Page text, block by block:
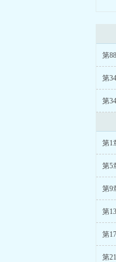
第
第
第
第1
第5
第9
第
第
第